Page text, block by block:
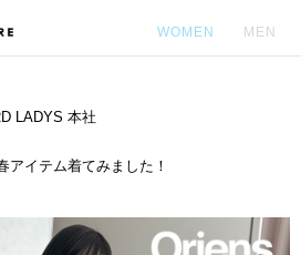
WOMEN MEN
LADYS 本社
アイテム着てみました！